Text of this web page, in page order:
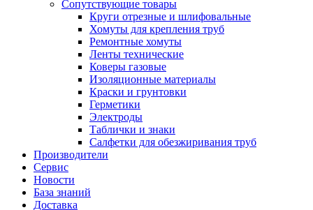
Сопутствующие товары
Круги отрезные и шлифовальные
Хомуты для крепления труб
Ремонтные хомуты
Ленты технические
Коверы газовые
Изоляционные материалы
Краски и грунтовки
Герметики
Электроды
Таблички и знаки
Салфетки для обезжиривания труб
Производители
Сервис
Новости
База знаний
Доставка